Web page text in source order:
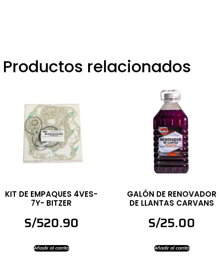
Productos relacionados
KIT DE EMPAQUES 4VES-
7Y- BITZER
S/520.90
Añadir al carrito
GALÓN DE RENOVADOR
DE LLANTAS CARVANS
S/25.00
Añadir al carrito